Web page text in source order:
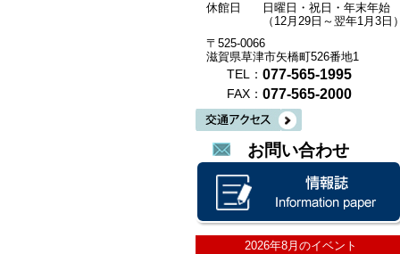
休館日
日曜日・祝日・年末年始
（12月29日～翌年1月3日
〒525-0066
滋賀県草津市矢橋町526番地1
TEL： 077-565-1995
FAX： 077-565-2000
お問い合わせ
2026年8月のイベント